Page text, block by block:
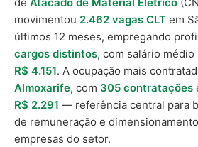
movimentou 2.462 vagas CLT em
últimos 12 meses, empregando
cargos distintos, com salário
R$ 4.151. A ocupação mais
Almoxarife, com 305 contratações
R$ 2.291 — referência central para
de remuneração e
empresas do setor.